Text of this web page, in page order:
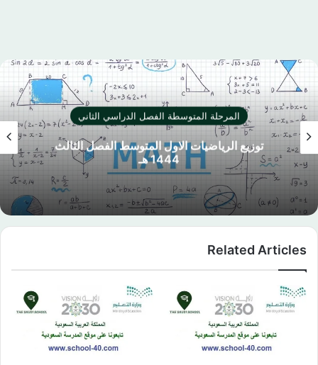
المرحلة المتوسطة الفصل الدراسي الثاني
توزيع الرياضيات الاول المتوسط الفصل الثالث
1444 هـ
Related Articles